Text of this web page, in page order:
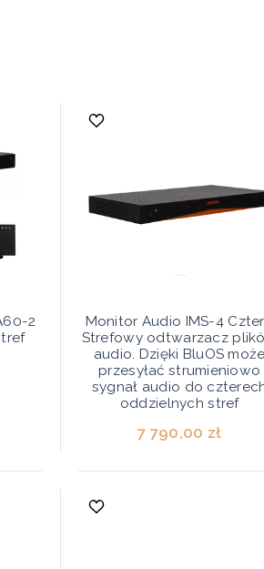
2
Monitor Audio IMS-4
Strefowy odtwarzacz
audio. Dzięki BluOS może
przesyłać strumieniowo
sygnał audio do
oddzielnych stref
7 790,00 zł